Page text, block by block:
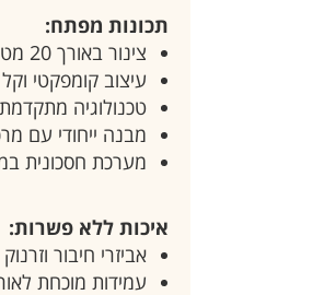
תכונות מפתח:
צינור באורך 20 מטר בקוטר "1/2, עמיד במיוחד עם לחץ עבודה מרבי של 20 בר
עיצוב קומפקטי
טכנולוגיה
מבנה ייחודי עם
מערכת חסכונית
איכות ללא פשרות:
אביזרי חיבור
עמידות מוכחת